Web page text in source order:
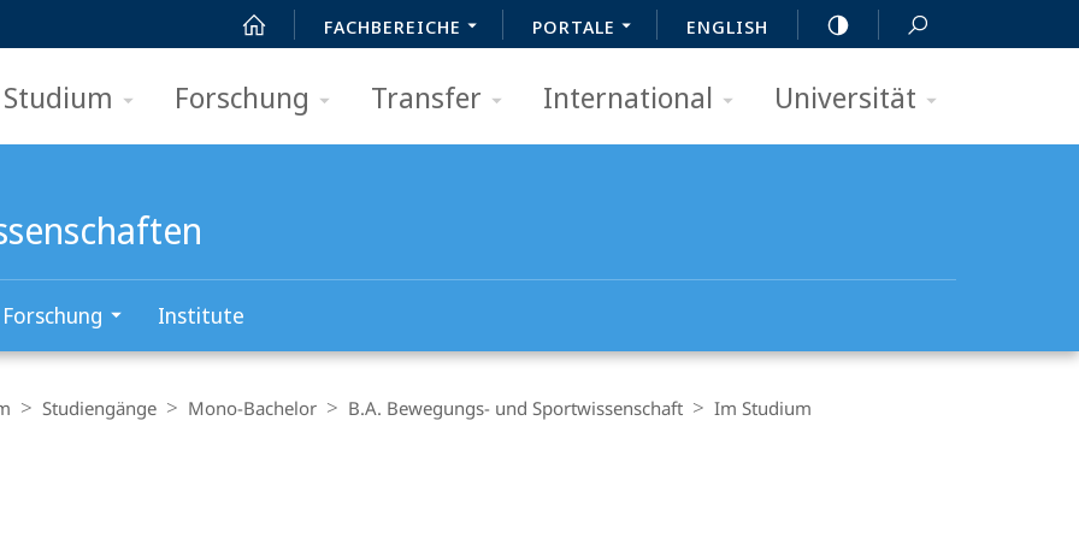
FACHBEREICHE PORTALE ENGLISH
Studium Forschung Transfer International Universität
Forschung Institute
Studiengänge Mono-Bachelor B.A. Bewegungs- und Sportwissenschaft
Im Studium